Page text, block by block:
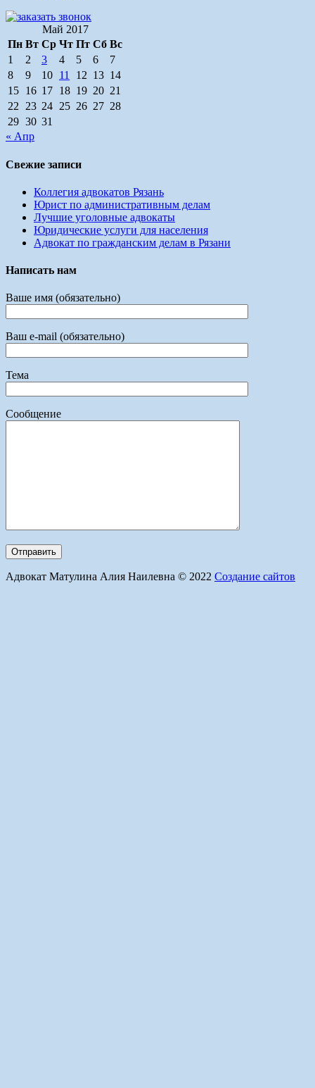
Май 2017
Пн Вт Ср Чт Пт Сб Вс
1
2 3 4 5 6
7
8
9 10 11 12 13 14
15 16 17 18 19 20 21
22
23 24 25 26 27 28
29 30 31
« Апр
Свежие записи
Коллегия адвокатов Рязань
Юрист по административным делам
Лучшие уголовные адвокаты
Юридические услуги для населения
Адвокат по гражданским делам в Рязани
Написать нам
Ваше имя (обязательно)
Ваш e-mail (обязательно)
Тема
Сообщение
Адвокат Матулина Алия Наилевна © 2022 Создание сайтов